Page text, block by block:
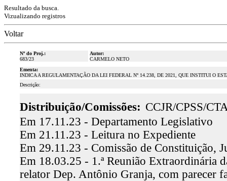
Resultado da busca.
Vizualizando registros
Voltar
Nº do Proj.:
683/23
Autor:
CARMELO NETO
Ementa:
INDICA A REGULAMENTAÇÃO DA LEI FEDERAL Nº 14.238, DE 2021, QUE INSTITUI O
Descrição:
Distribuição/Comissões: CCJR/CPSS/
Em 17.11.23 - Departamento Legislativo
Em 21.11.23 - Leitura no Expediente
Em 29.11.23 - Comissão de Constituição,
Em 18.03.25 - 1.ª Reunião Extraordinária
relator Dep. Antônio Granja, com parecer